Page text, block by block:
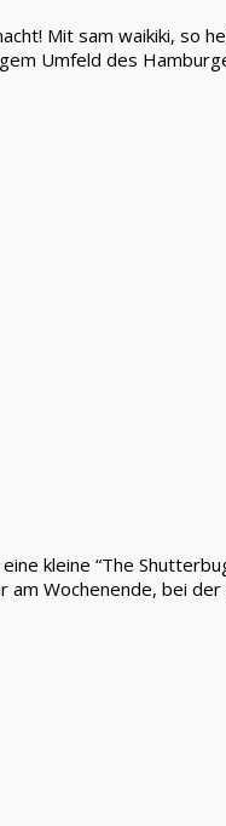
Mit sam waikiki, so
Umfeld des
kleine “The
am Wochenende, bei